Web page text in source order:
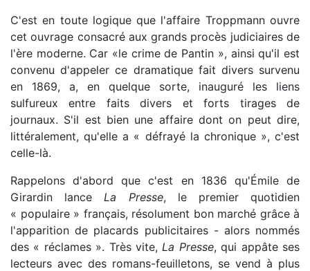
C'est en toute logique que l'affaire Troppmann ouvre
cet ouvrage consacré aux grands procès judiciaires de
l'ère moderne. Car «le crime de Pantin », ainsi qu'il est
convenu d'appeler ce dramatique fait divers survenu
en 1869, a, en quelque sorte, inauguré les liens
sulfureux entre faits divers et forts tirages de
journaux. S'il est bien une affaire dont on peut dire,
littéralement, qu'elle a « défrayé la chronique », c'est
celle-là.
Rappelons d'abord que c'est en 1836 qu'Émile de
Girardin lance La Presse, le premier quotidien
« populaire » français, résolument bon marché grâce à
l'apparition de placards publicitaires - alors nommés
des « réclames ». Très vite, La Presse, qui appâte ses
lecteurs avec des romans-feuilletons, se vend à plus